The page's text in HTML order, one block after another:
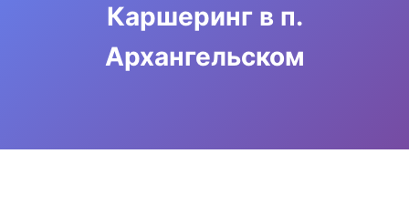
Каршеринг в п.
Архангельском